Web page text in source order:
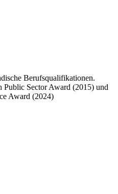
Berufsqualifikationen.
Public Sector Award (2015) und
Award (2024)